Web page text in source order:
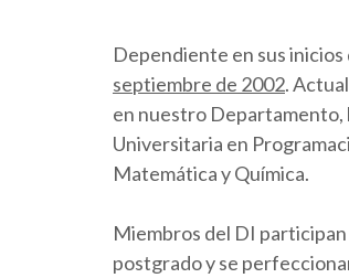
Dependiente en sus
septiembre de 2002.
en nuestro Departamento,
Universitaria en
Matemática y Química.
Miembros del DI
postgrado y se